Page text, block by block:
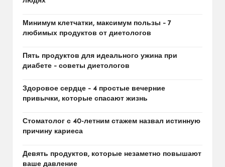
Минимум клетчатки, максимум пользы – 7
любимых продуктов от диетологов
Пять продуктов для идеального ужина при
диабете – советы диетологов
Здоровое сердце – 4 простые вечерние
привычки, которые спасают жизнь
Стоматолог с 40-летним стажем назвал истинную
причину кариеса
Девять продуктов, которые незаметно повышают
ваше давление